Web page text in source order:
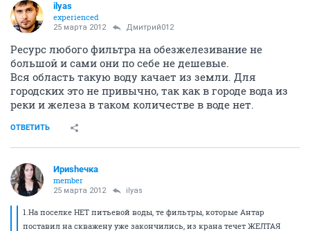
ilyas
experienced
25 марта 2012 Дмитрий012
Ресурс любого фильтра на обезжелезивание не
большой и сами они по себе не дешевые.
Вся область такую воду качает из земли. Для
городских это не привычно, так как в городе вода из
реки и железа в таком количестве в воде нет.
ОТВЕТИТЬ
Ириshечка
member
25 марта 2012 ilyas
1.На поселке НЕТ питьевой воды, те фильтры, которые Антар
поставил на скважену уже закончились, из крана течет ЖЕЛТАЯ